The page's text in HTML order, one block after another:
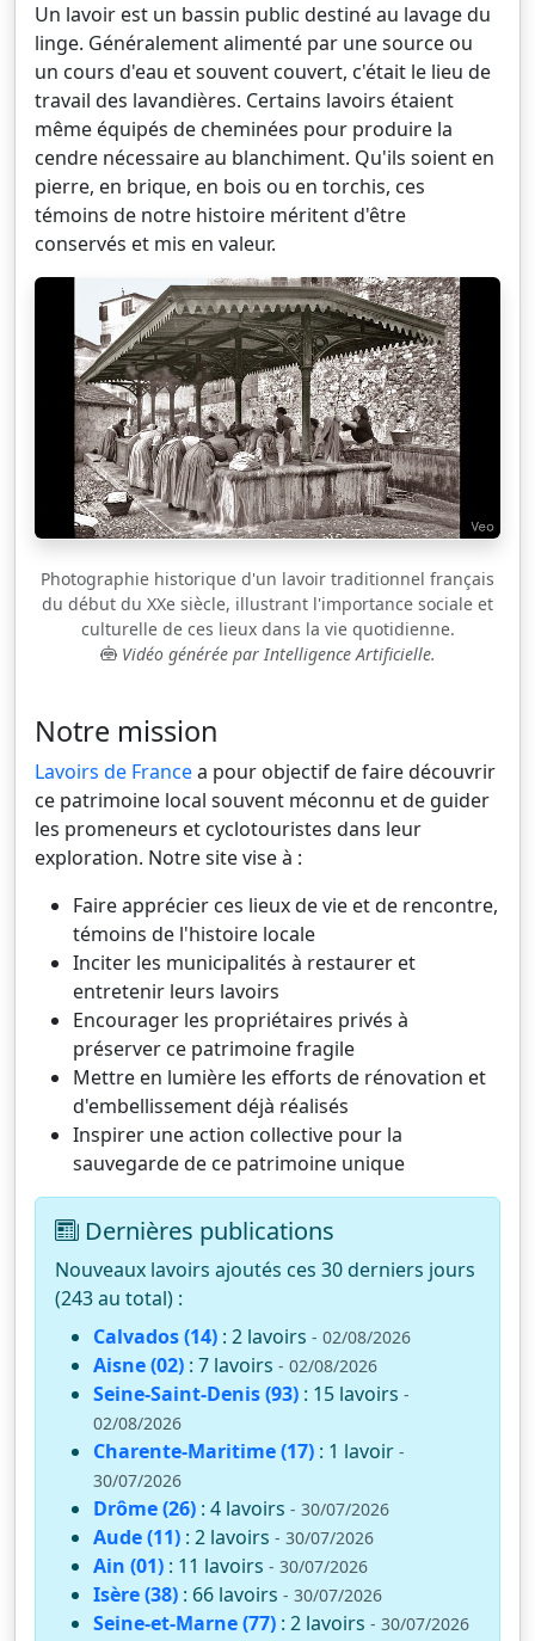
Un lavoir est un bassin public destiné au lavage du
linge. Généralement alimenté par une source ou
un cours d'eau et souvent couvert, c'était le lieu de
travail des lavandières. Certains lavoirs étaient
même équipés de cheminées pour produire la
cendre nécessaire au blanchiment. Qu'ils soient en
pierre, en brique, en bois ou en torchis, ces
témoins de notre histoire méritent d'être
conservés et mis en valeur.
Photographie historique d'un lavoir traditionnel français
du début du XXe siècle, illustrant l'importance sociale et
culturelle de ces lieux dans la vie quotidienne.
Vidéo générée par Intelligence Artificielle.
Notre mission
Lavoirs de Francea pour objectif de faire découvrir
ce patrimoine local souvent méconnu et de guider
les promeneurs et cyclotouristes dans leur
exploration. Notre site vise à :
Faire apprécier ces lieux de vie et de rencontre,
témoins de l'histoire locale
Inciter les municipalités à restaurer et
entretenir leurs lavoirs
Encourager les propriétaires privés à
préserver ce patrimoine fragile
Mettre en lumière les efforts de rénovation et
d'embellissement déjà réalisés
Inspirer une action collective pour la
sauvegarde de ce patrimoine unique
Dernières publications
Nouveaux lavoirs ajoutés ces 30 derniers jours
(243 au total) :
Calvados (14) : 2 lavoirs - 02/08/2026
Aisne (02) : 7 lavoirs - 02/08/2026
Seine-Saint-Denis (93) : 15 lavoirs -
02/08/2026
Charente-Maritime (17) : 1 lavoir -
30/07/2026
Drôme (26) : 4 lavoirs - 30/07/2026
Aude (11) : 2 lavoirs - 30/07/2026
Ain (01) : 11 lavoirs - 30/07/2026
Isère (38) : 66 lavoirs - 30/07/2026
Seine-et-Marne (77) : 2 lavoirs - 30/07/2026